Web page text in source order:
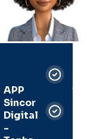
APP
Sincor
Digital
-